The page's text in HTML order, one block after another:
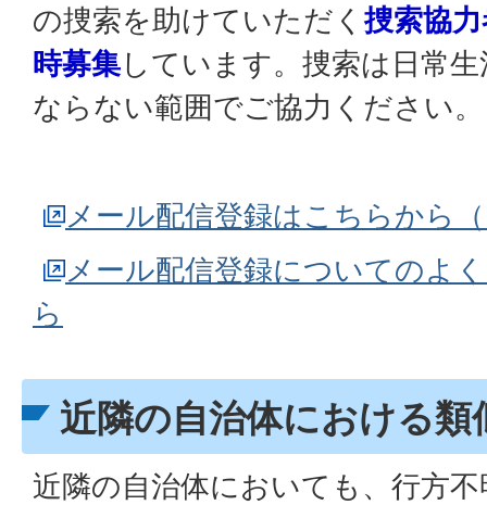
の捜索を助けていただく捜索協
時募集しています。捜索は日常
ならない範囲でご協力ください。
メール配信登録はこちらから
メール配信登録についてのよ
ら
近隣の自治体における類
近隣の自治体においても、行方